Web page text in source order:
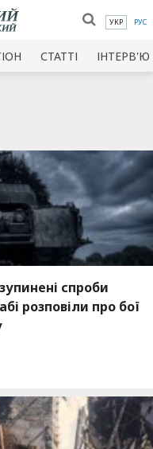
УКР РУС
СТАТТІ ІНТЕРВ'Ю
спроби
розповіли про бої